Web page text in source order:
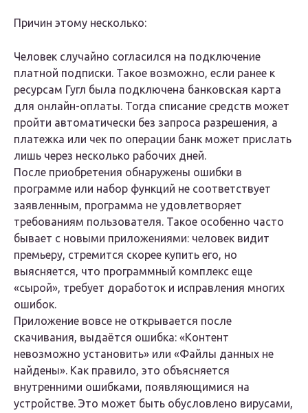
Причин этому несколько:
Человек случайно согласился на подключение
платной подписки. Такое возможно, если ранее к
ресурсам Гугл была подключена банковская карта
для онлайн-оплаты. Тогда списание средств может
пройти автоматически без запроса разрешения, а
платежка или чек по операции банк может прислать
лишь через несколько рабочих дней.
После приобретения обнаружены ошибки в
программе или набор функций не соответствует
заявленным, программа не удовлетворяет
требованиям пользователя. Такое особенно часто
бывает с новыми приложениями: человек видит
премьеру, стремится скорее купить его, но
выясняется, что программный комплекс еще
«сырой», требует доработок и исправления многих
ошибок.
Приложение вовсе не открывается после
скачивания, выдаётся ошибка: «Контент
невозможно установить» или «Файлы данных не
найдены». Как правило, это объясняется
внутренними ошибками, появляющимися на
устройстве. Это может быть обусловлено вирусами,